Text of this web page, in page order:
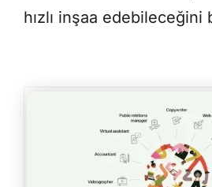
hızlı inşaa edebileceğini